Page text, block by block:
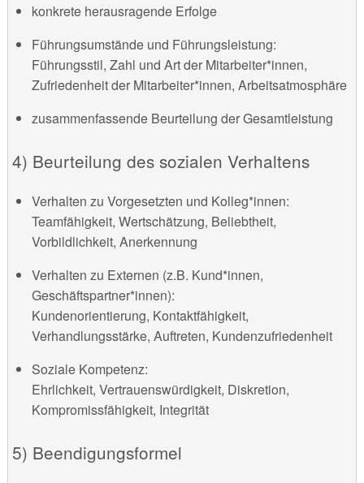
konkrete herausragende Erfolge
Führungsumstände und Führungsleistung:
Führungsstil, Zahl und Art der Mitarbeiter*innen,
Zufriedenheit der Mitarbeiter*innen, Arbeitsatmosphäre
zusammenfassende Beurteilung der Gesamtleistung
4) Beurteilung des sozialen Verhaltens
Verhalten zu Vorgesetzten und Kolleg*innen:
Teamfähigkeit, Wertschätzung, Beliebtheit,
Vorbildlichkeit, Anerkennung
Verhalten zu Externen (z.B. Kund*innen,
Geschäftspartner*innen):
Kundenorientierung, Kontaktfähigkeit,
Verhandlungsstärke, Auftreten, Kundenzufriedenheit
Soziale Kompetenz:
Ehrlichkeit, Vertrauenswürdigkeit, Diskretion,
Kompromissfähigkeit, Integrität
5) Beendigungsformel